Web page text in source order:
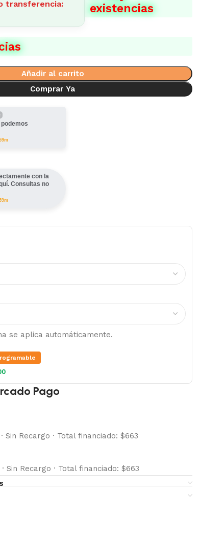
transferencia:
existencias
Añadir al carrito
Comprar Ya
con la
Consultas no
se aplica automáticamente.
Pago
· Sin Recargo · Total financiado: $663
· Sin Recargo · Total financiado: $663